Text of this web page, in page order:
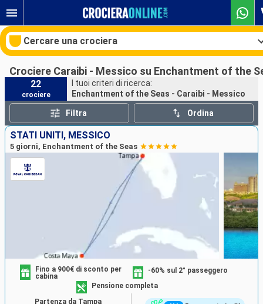
Cercare una crociera
Le nostre destinazioni
Mesi di partenza
Porti Compagnie
Ricerca
Crociere Caraibi - Messico su Enchantment of the
22
crociere
I tuoi criteri di ricerca:
Enchantment of the Seas - Caraibi - Messico
Filtra Ordina
STATI UNITI, MESSICO
5 giorni, Enchantment of the Seas
Fino a 900€ di sconto per
cabina
-60% sul 2° passeggero
Pensione completa
Partenza da Tampa